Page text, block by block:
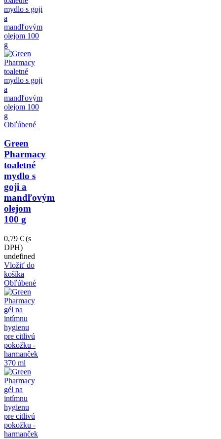
Obľúbené
Green
Pharmacy
toaletné
mydlo s
goji a
mandľovým
olejom
100 g
0,79 € (s
DPH)
undefined
Vložiť do
košíka
Obľúbené